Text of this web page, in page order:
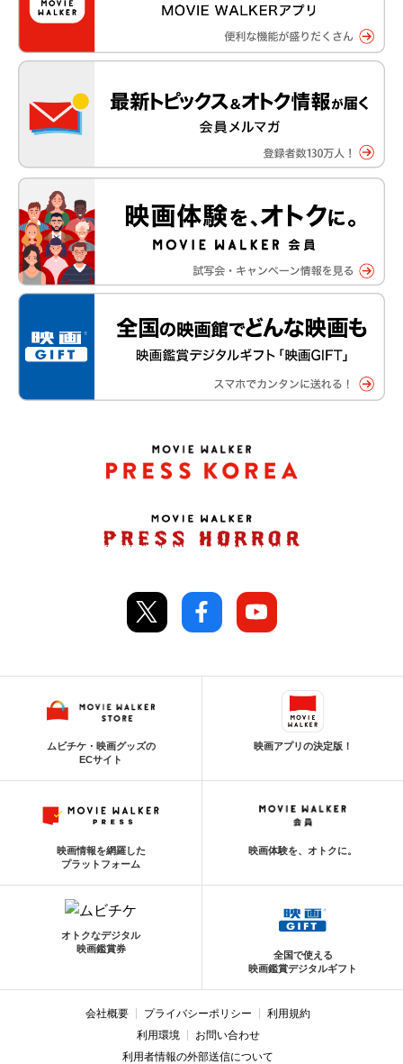
ムビチケ・映画グッズの
ECサイト
映画アプリの決定版！
映画情報を網羅した
プラットフォーム
映画体験を、オトクに。
オトクなデジタル
映画鑑賞券
全国で使える
映画鑑賞デジタルギフト
会社概要 プライバシーポリシー
利用規約
利用環境
お問い合わせ
利用者情報の外部送信について